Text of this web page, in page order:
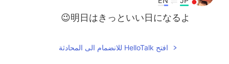
明日はきっといい日になるよ😉
افتح HelloTalk للانضمام الى المحادثة